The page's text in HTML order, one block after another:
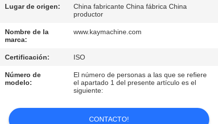
CONTACTO
NOTICIAS
SOLICITAR
COTIZACIÓN
Lugar de origen:
China fabricante China fábrica China
productor
Nombre de la
marca:
www.kaymachine.com
Certificación: ISO
Número de
modelo:
El número de personas a las que se refiere
el apartado 1 del presente artículo es el
siguiente:
CONTACTO!